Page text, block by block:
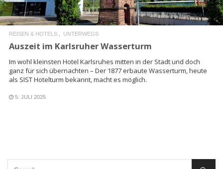
REISEN & HOTELS UNTERWEGS
Auszeit im Karlsruher Wasserturm
Im wohl kleinsten Hotel Karlsruhes mitten in der Stadt und doch
ganz für sich übernachten – Der 1877 erbaute Wasserturm, heute
als SIST Hotelturm bekannt, macht es möglich.
5. JULI 2025